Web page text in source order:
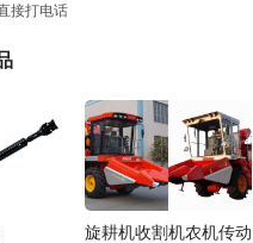
接打电话
旋耕机收割机农机传动